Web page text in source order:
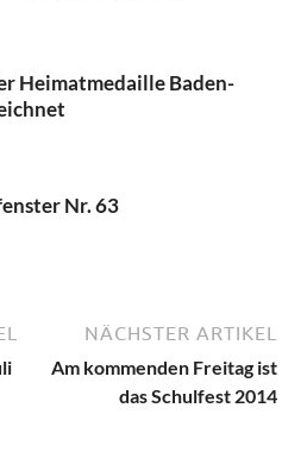
Heimatmedaille Baden-
Nr. 63
NÄCHSTER ARTIKEL
Am kommenden Freitag ist
das Schulfest 2014